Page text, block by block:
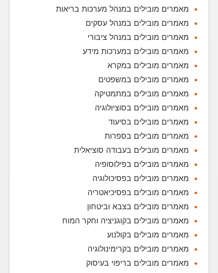
מאמרים מובילים במנהל מערכות בריאות
מאמרים מובילים במנהל עסקים
מאמרים מובילים במנהל ציבורי
מאמרים מובילים במערכות מידע
מאמרים מובילים במקרא
מאמרים מובילים במשפטים
מאמרים מובילים במתמטיקה
מאמרים מובילים בסוציולוגיה
מאמרים מובילים בסיעוד
מאמרים מובילים בספרות
מאמרים מובילים בעבודה סוציאלית
מאמרים מובילים בפילוסופיה
מאמרים מובילים בפסיכולוגיה
מאמרים מובילים בפסיכיאטריה
מאמרים מובילים בצבא וביטחון
מאמרים מובילים בקוגניציה וחקר המוח
מאמרים מובילים בקולנוע
מאמרים מובילים בקרימינולוגיה
מאמרים מובילים בריפוי בעיסוק